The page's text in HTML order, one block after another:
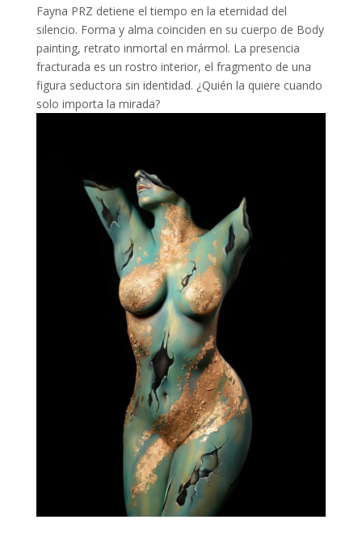
Fayna PRZ detiene el tiempo en la eternidad del
silencio. Forma y alma coinciden en su cuerpo de Body
painting, retrato inmortal en mármol. La presencia
fracturada es un rostro interior, el fragmento de una
figura seductora sin identidad. ¿Quién la quiere cuando
solo importa la mirada?